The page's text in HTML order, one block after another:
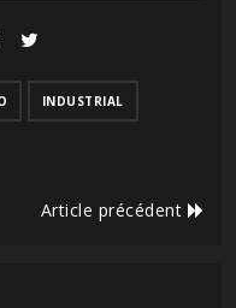
INDUSTRIAL
Article précédent